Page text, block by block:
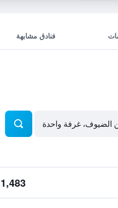
فنادق مشابهة
1,483 ﷼